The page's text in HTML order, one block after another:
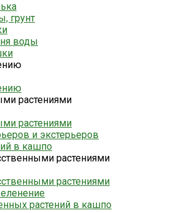
грунт
воды
растениями
растениями
и экстерьеров
в кашпо
растениями
растениями
растений в кашпо